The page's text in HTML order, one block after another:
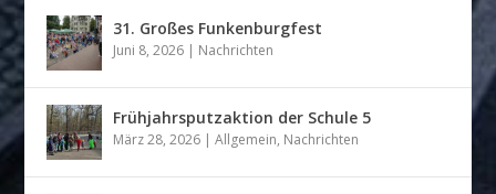
31. Großes Funkenburgfest
Juni 8, 2026 | Nachrichten
Frühjahrsputzaktion der Schule 5
März 28, 2026 |Allgemein, Nachrichten